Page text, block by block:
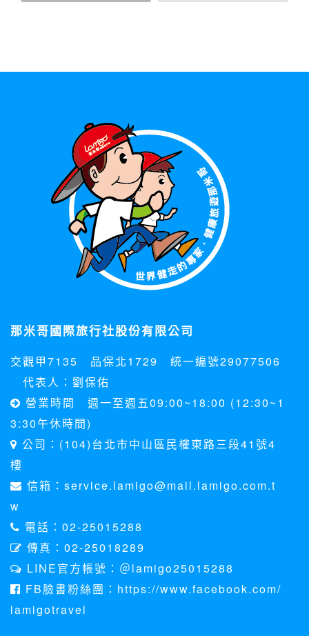
個人的資料，其範圍如下：
設備的 IP 位址、使用時間、使用的瀏覽器、瀏覽及點選資料記
錄等，做為我們增進網站服務的參考依據，此記錄為內部應
用，決不對外公布。
為提供精確的服務，我們會將收集的問卷調查內容進行統計與
分析，分析結果之統計數據或說明文字呈現，除供內部研究
外，我們會視需要公佈統計數據及說明文字，但不涉及特定個
人之資料。
除非取得您的同意或其他法令之特別規定，本網站絕不會將您
的個人資料揭露予第三人或使用於蒐集目的以外之其他用途。
在您於本網站註冊帳號、使用本網站相關產品、服務、活動或
贈獎時，本網站會收集您的個人識別資料，本網站也可以從商
業夥伴處取得個人資料。
當客戶在本網站註冊時，我們會取得您的姓名、電話、住址、
料。註冊時，本網站取得您的姓名、電話、住址、身份證字
成功，並登入使用我們的服務後，本網站即取得您的資料。
其他除了上述，會保留您在上網瀏覽或查詢時，伺服器自行產
生的相關記錄，包括您使用連線設備的 IP 位址、使用時間、使
用的瀏覽器、瀏覽及點選資料紀錄等。本網站會對個別連線者
的瀏覽器予以標示，歸納使用者瀏覽器在本網站內部所瀏覽的
網頁，除非您願意告知您的個人資料，否則本網站不會也無法
將此項記錄和您對應。請您注意，在本網站網刊登廣告之廠
保護政策，其資料處理措施不適用本網站隱私權保護政策，本
或電子郵件給您。本公司除了在該資料或電子郵件上註明是由
本公司發送，也會在該資料或電子郵件上提供您能隨時停止接
收這些資料或電子郵件的方法及說明。
資料使用:
本公司不會向任何人出售或出借您的個人識別資料。
在以下情況下， 本公司會向其他人士或公司提供您的個人識別
那米哥國際旅行社股份有限公司
交觀甲7135 品保北1729 統一編號29077506
代表人：劉保佑
營業時間 週一至週五09:00~18:00 (12:30~1
3:30午休時間)
公司：(104)台北市中山區民權東路三段41號4
樓
信箱：service.lamigo@mail.lamigo.com.t
w
電話：02-25015288
傳真：02-25018289
LINE官方帳號：＠lamigo25015288
FB臉書粉絲團：https://www.facebook.com/
lamigotravel